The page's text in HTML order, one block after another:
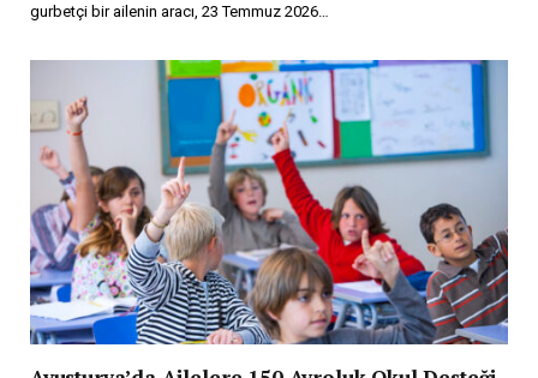
gurbetçi bir ailenin aracı, 23 Temmuz 2026…